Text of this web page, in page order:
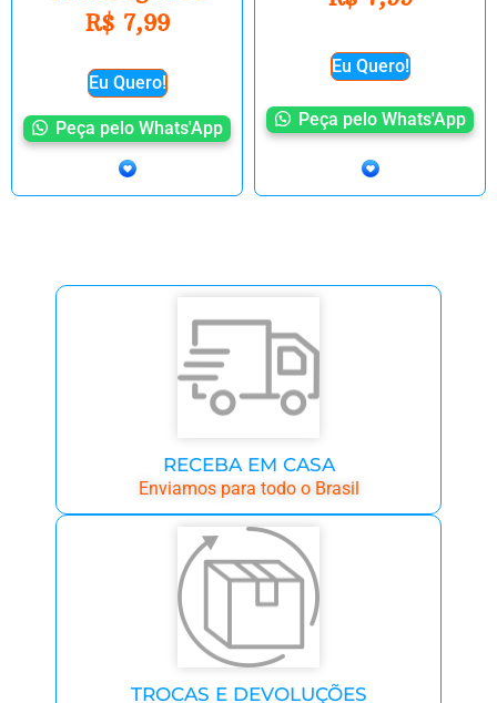
R$7,99
Eu Quero!
Peça pelo Whats'App
Eu Quero!
Peça pelo Whats'App
RECEBA EM CASA
Enviamos para todo o Brasil
TROCAS E DEVOLUÇÕES